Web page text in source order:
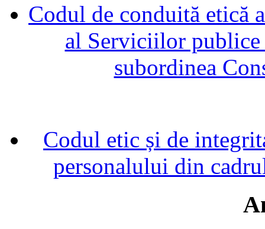
Codul de conduită etică
al Serviciilor
subordinea
Codul etic și de
personalului din